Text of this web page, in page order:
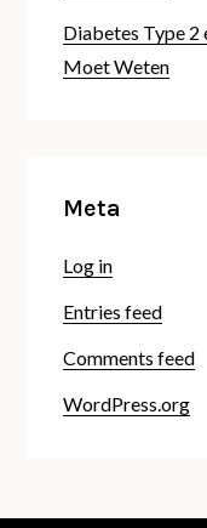
Diabetes Type 2
Moet Weten
Meta
Log in
Entries feed
Comments feed
WordPress.org